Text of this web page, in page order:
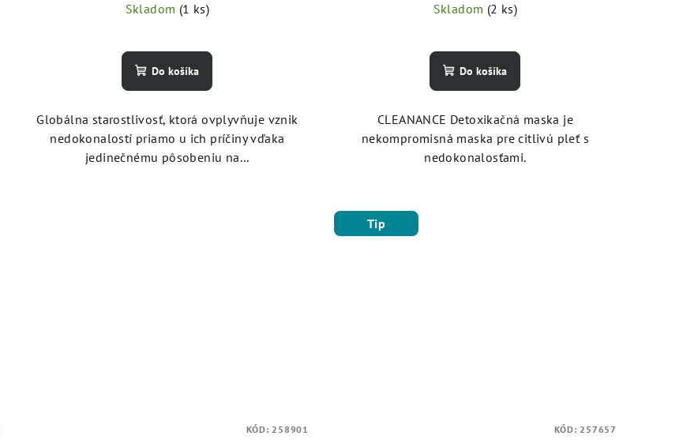
Skladom (1 ks)
Do košíka
Globálna starostlivosť, ktorá ovplyvňuje vznik
nedokonalostí priamo u ich príčiny vďaka
jedinečnému pôsobeniu na...
Skladom (2 ks)
Do košíka
CLEANANCE Detoxikačná maska je
nekompromisná maska pre citlivú pleť s
nedokonalosťami.
KÓD: 258901
Tip
KÓD: 257657